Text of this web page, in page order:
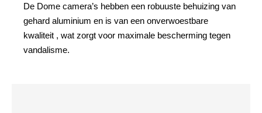
De Dome camera’s hebben een robuuste behuizing van
gehard aluminium en is van een onverwoestbare
kwaliteit , wat zorgt voor maximale bescherming tegen
vandalisme.